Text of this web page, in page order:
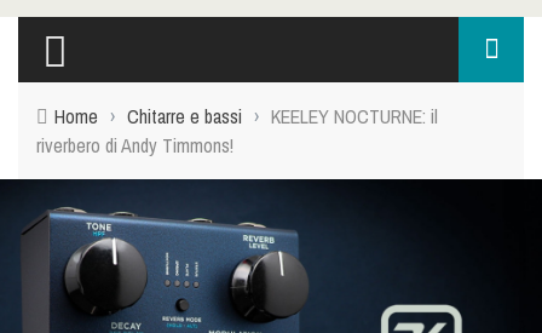
Home › Chitarre e bassi › KEELEY NOCTURNE: il
riverbero di Andy Timmons!